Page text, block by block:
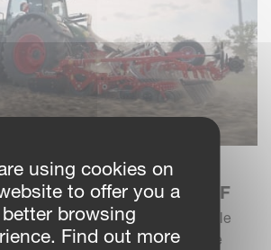
KVERNELANDS
SEMOIR F-DRILL CB F
nouvelle génération avec nouvelle
combinaison flexible et efficace
using cookies on
to offer you a
better browsing
Find out more